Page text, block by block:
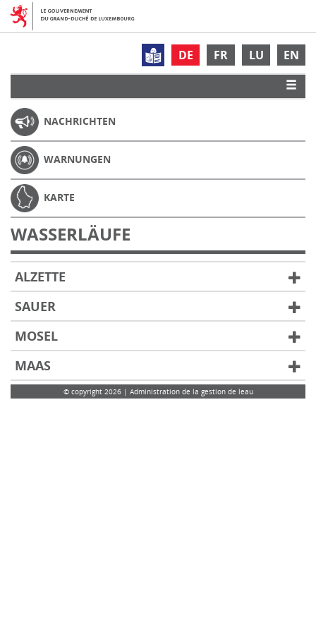
DE FR LU EN
NACHRICHTEN
WARNUNGEN
KARTE
WASSERLÄUFE
ALZETTE
SAUER
MOSEL
MAAS
© copyright 2026 | Administration de la gestion de leau